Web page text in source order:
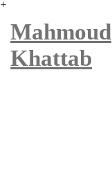
︎
Mahmoud
Khattab